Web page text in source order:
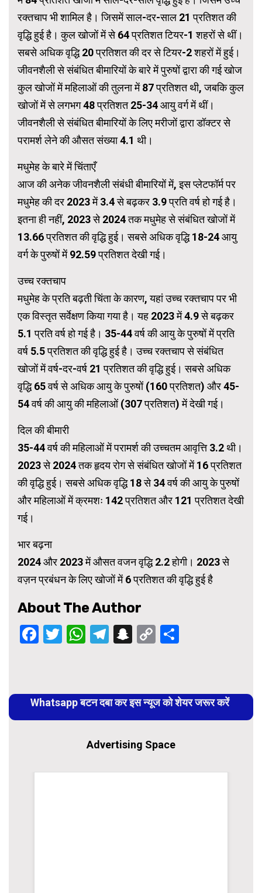
रक्तचाप भी शामिल है। जिसमें साल-दर-साल 21 प्रतिशत की
वृद्धि हुई है। कुल खोजों में से 64 प्रतिशत टियर-1 शहरों से थीं।
सबसे अधिक वृद्धि 20 प्रतिशत की दर से टियर-2 शहरों में हुई।
जीवनशैली से संबंधित बीमारियों के बारे में पुरुषों द्वारा की गई खोज
कुल खोजों में महिलाओं की तुलना में 87 प्रतिशत थी, जबकि कुल
खोजों में से लगभग 48 प्रतिशत 25-34 आयु वर्ग में थीं।
जीवनशैली से संबंधित बीमारियों के लिए मरीजों द्वारा डॉक्टर से
परामर्श लेने की औसत संख्या 4.1 थी।
मधुमेह के बारे में चिंताएँ
आज की अनेक जीवनशैली संबंधी बीमारियों में, इस प्लेटफॉर्म पर
मधुमेह की दर 2023 में 3.4 से बढ़कर 3.9 प्रति वर्ष हो गई है।
इतना ही नहीं, 2023 से 2024 तक मधुमेह से संबंधित खोजों में
13.66 प्रतिशत की वृद्धि हुई। सबसे अधिक वृद्धि 18-24 आयु
वर्ग के पुरुषों में 92.59 प्रतिशत देखी गई।
उच्च रक्तचाप
मधुमेह के प्रति बढ़ती चिंता के कारण, यहां उच्च रक्तचाप पर भी
एक विस्तृत सर्वेक्षण किया गया है। यह 2023 में 4.9 से बढ़कर
5.1 प्रति वर्ष हो गई है। 35-44 वर्ष की आयु के पुरुषों में प्रति
वर्ष 5.5 प्रतिशत की वृद्धि हुई है। उच्च रक्तचाप से संबंधित
खोजों में वर्ष-दर-वर्ष 21 प्रतिशत की वृद्धि हुई। सबसे अधिक
वृद्धि 65 वर्ष से अधिक आयु के पुरुषों (160 प्रतिशत) और 45-
54 वर्ष की आयु की महिलाओं (307 प्रतिशत) में देखी गई।
दिल की बीमारी
35-44 वर्ष की महिलाओं में परामर्श की उच्चतम आवृत्ति 3.2 थी।
2023 से 2024 तक हृदय रोग से संबंधित खोजों में 16 प्रतिशत
की वृद्धि हुई। सबसे अधिक वृद्धि 18 से 34 वर्ष की आयु के पुरुषों
और महिलाओं में क्रमशः 142 प्रतिशत और 121 प्रतिशत देखी
गई।
भार बढ़ना
2024 और 2023 में औसत वजन वृद्धि 2.2 होगी। 2023 से
वज़न प्रबंधन के लिए खोजों में 6 प्रतिशत की वृद्धि हुई है
About The Author
Facebook
Twitter
WhatsApp
Telegram
Snapchat
Copy
Reading
Whatsapp बटन दबा कर इस न्यूज को शेयर जरूर करें
Advertising Space